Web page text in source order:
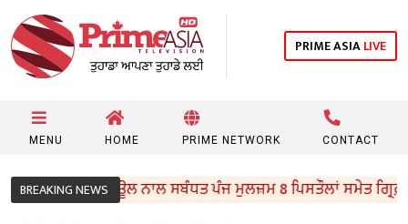
PRIME ASIALIVE
MENU HOME PRIME NETWORK CONTACT
BREAKING NEWS
ਵਾਲੇ ਮਾਡਿਊਲ ਨਾਲ ਸਬੰਧਤ ਪੰਜ ਮੁਲਜ਼ਮ 8 ਪਿਸਤੌਲਾਂ ਸਮੇਤ ਗ੍ਰਿਫ਼ਤਾਰ